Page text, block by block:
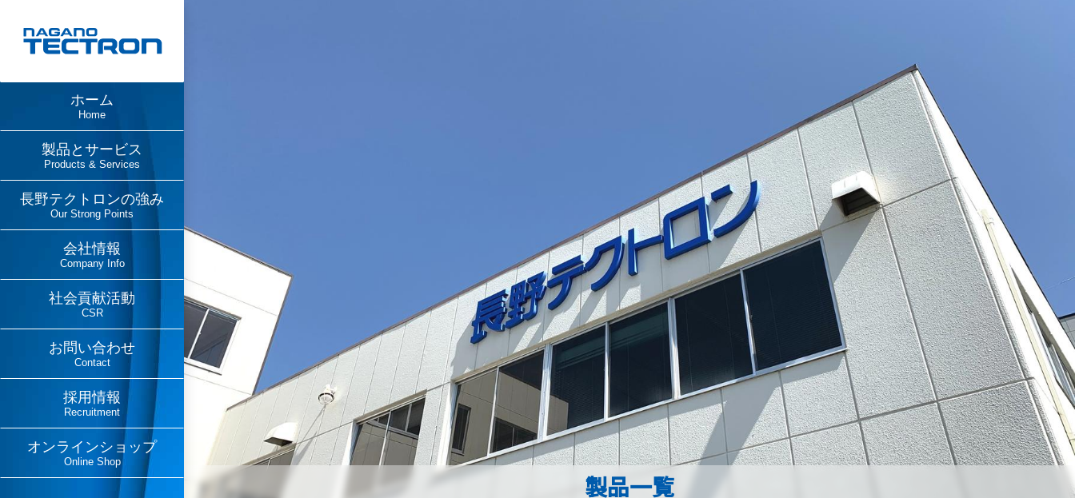
ホーム
Home
製品とサービス
Products & Services
長野テクトロンの強み
Our Strong Points
会社情報
Company Info
社会貢献活動
CSR
お問い合わせ
Contact
採用情報
Recruitment
オンラインショップ
Online Shop
製品一覧